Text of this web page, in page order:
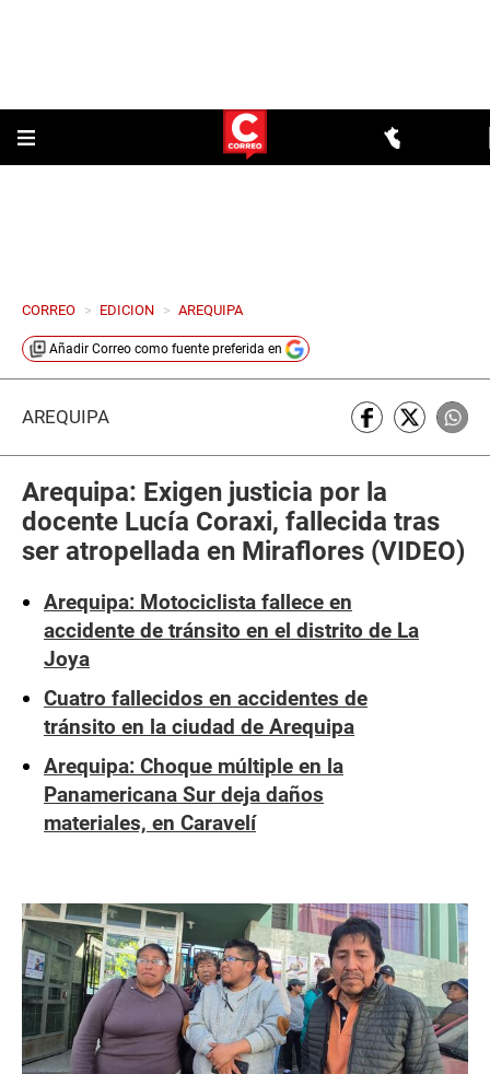
CORREO > EDICION > AREQUIPA
Añadir Correo como fuente preferida en
AREQUIPA
Arequipa: Exigen justicia por la
docente Lucía Coraxi, fallecida tras
ser atropellada en Miraflores (VIDEO)
Arequipa: Motociclista fallece en
accidente de tránsito en el distrito de La
Joya
Cuatro fallecidos en accidentes de
tránsito en la ciudad de Arequipa
Arequipa: Choque múltiple en la
Panamericana Sur deja daños
materiales, en Caravelí